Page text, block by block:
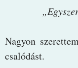
Nagyon
csalódást.